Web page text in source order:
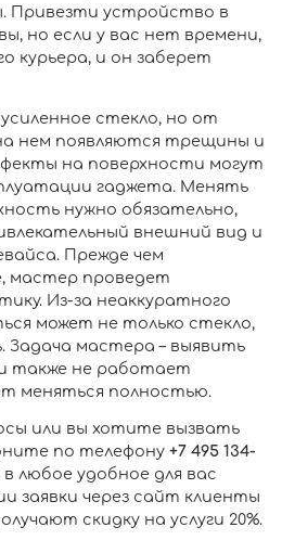
Привезти устройство в
но если у вас нет времени,
курьера, и он заберет
стекло, но от
нем появляются трещины и
на поверхности могут
гаджета. Менять
нужно обязательно,
внешний вид и
Прежде чем
мастер проведет
Из-за неаккуратного
может не только стекло,
Задача мастера – выявить
также не работает
меняться полностью.
или вы хотите вызвать
по телефону +7 495 134-
любое удобное для вас
заявки через сайт клиенты
скидку на услуги 20%.